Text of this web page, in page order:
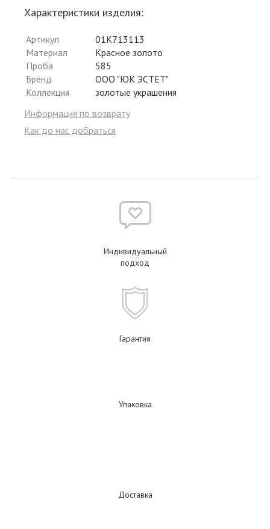
Характеристики изделия:
Артикул
01К713113
Материал
Красное золото
Проба
585
Бренд
ООО "ЮК ЭСТЕТ"
Коллекция
золотые украшения
Информация по возврату
Как до нас добраться
Индивидуальный
подход
Гарантия
Упаковка
Доставка